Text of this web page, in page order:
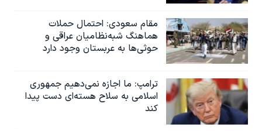
مقام سعودی: احتمال حملات
هماهنگ شبه‌نظامیان عراقی و
حوثی‌ها به عربستان وجود دارد
ترامپ: ما اجازه نمی‌دهیم جمهوری
اسلامی به سلاح هسته‌ای دست پیدا
کند